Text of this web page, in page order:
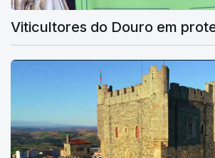
Viticultores do Douro em